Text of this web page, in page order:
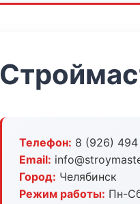
Телефон: 8 (926) 494
Email:
Город: Челябинск
Режим работы: Пн-